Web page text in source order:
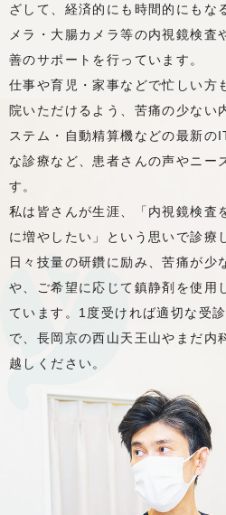
ざして、経済的にも時間的にもな
メラ・大腸カメラ等の内視鏡検査
善のサポートを行っています。
仕事や育児・家事などで忙しい方
院いただけるよう、苦痛の少ない
ステム・自動精算機などの最新の
な診療など、患者さんの声やニー
す。
私は皆さんが生涯、「内視鏡検査
に増やしたい」という思いで診療
日々技量の研鑽に励み、苦痛が少
や、ご希望に応じて鎮静剤を使用
ています。1度受ければ適切な受
で、長岡京の西山天王山やまだ内
越しください。